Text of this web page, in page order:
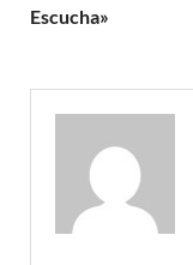
Escucha»